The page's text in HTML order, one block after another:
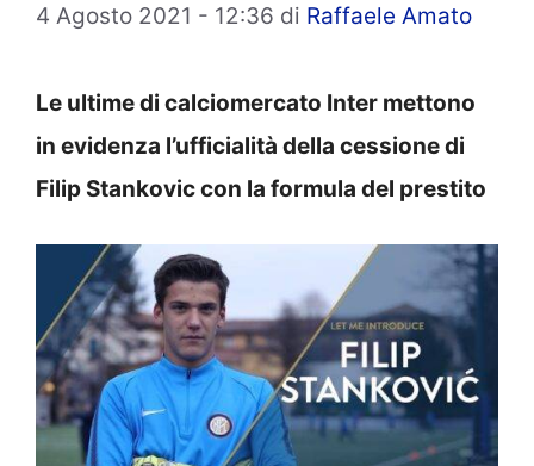
4 Agosto 2021 - 12:36 di Raffaele Amato
Le ultime di calciomercato Inter mettono
in evidenza l’ufficialità della cessione di
Filip Stankovic con la formula del prestito